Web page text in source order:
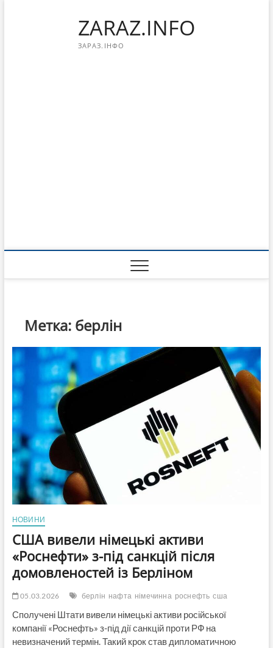
ZARAZ.INFO
ЗАРАЗ.ІНФО
Метка: берлін
НОВИНИ
США вивели німецькі активи
«Роснефти» з-під санкцій після
домовленостей із Берліном
05.03.2026 берлін нафта німечинна роснефть сша
Сполучені Штати вивели німецькі активи російської
компанії «Роснефть» з-під дії санкцій проти РФ на
невизначений термін. Такий крок став дипломатичною